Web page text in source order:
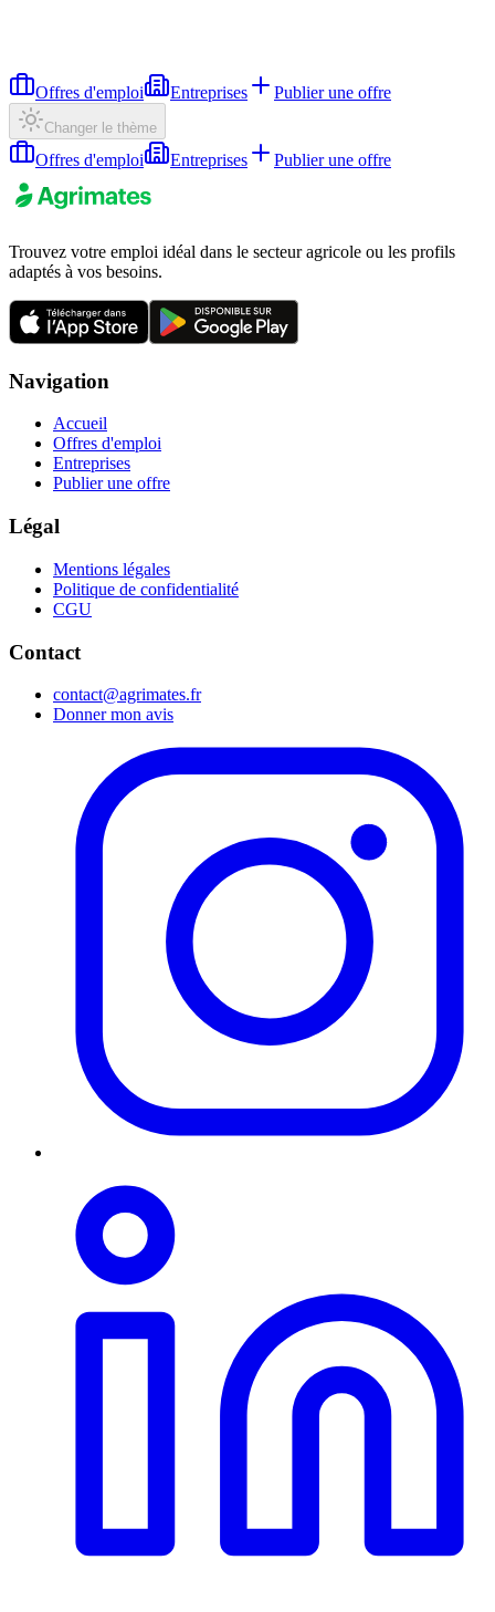
Offres d'emploi Entreprises Publier une offre
Changer le thème
Offres d'emploi Entreprises Publier une offre
Trouvez votre emploi idéal dans le secteur agricole ou les profils
adaptés à vos besoins.
Navigation
Accueil
Offres d'emploi
Entreprises
Publier une offre
Légal
Mentions légales
Politique de confidentialité
CGU
Contact
contact@agrimates.fr
Donner mon avis